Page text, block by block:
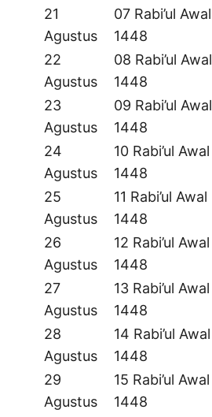
21
Agustus
07 Rabi’ul Awal
1448
22
Agustus
08 Rabi’ul Awal
1448
23
Agustus
09 Rabi’ul Awal
1448
24
Agustus
10 Rabi’ul Awal
1448
25
Agustus
11 Rabi’ul Awal
1448
26
Agustus
12 Rabi’ul Awal
1448
27
Agustus
13 Rabi’ul Awal
1448
28
Agustus
14 Rabi’ul Awal
1448
29
Agustus
15 Rabi’ul Awal
1448